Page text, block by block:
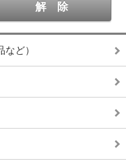
ど）